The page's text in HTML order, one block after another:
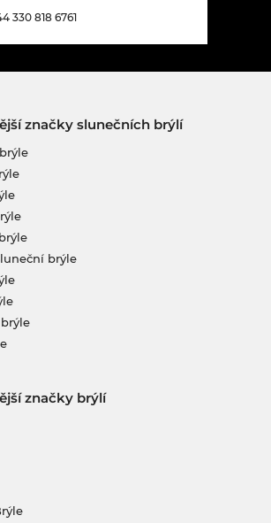
330 818 6761
značky slunečních brýlí
brýle
značky brýlí